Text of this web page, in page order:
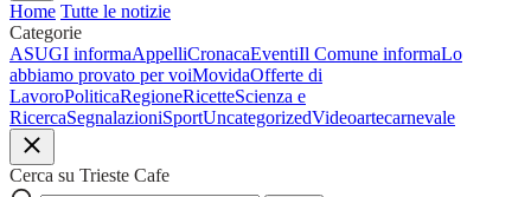
Home Tutte le notizie
Categorie
ASUGI informaAppelliCronacaEventiIl Comune informaLo
abbiamo provato per voiMovidaOfferte di
LavoroPoliticaRegioneRicetteScienza e
RicercaSegnalazioniSportUncategorizedVideoartecarnevale
Cerca su Trieste Cafe